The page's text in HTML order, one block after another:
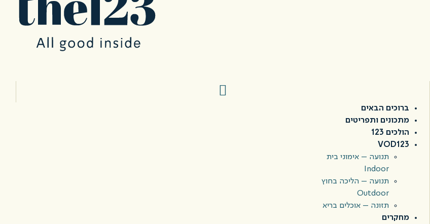
ברוכים הבאים
מתכונים ותפריטים
הולכים 123
VOD123
תנועה – אימוני בית
Indoor
תנועה – הליכה בחוץ
Outdoor
תזונה – אוכלים בריא
מחקרים